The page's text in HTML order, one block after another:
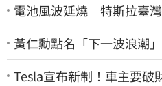
電池風波延燒 特斯拉臺
黃仁勳點名「下一波浪潮
股這族群全面噴出
Tesla宣布新制！車主要破